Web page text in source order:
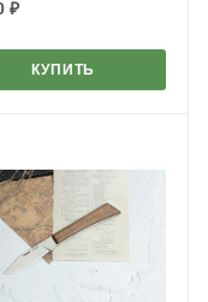
₽
КУПИТЬ